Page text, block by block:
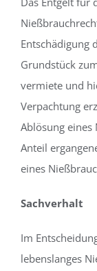
Entschädigung
Grundstück
vermiete und
Verpachtung
Ablösung eines
Anteil
eines
Sachverhalt
Im
lebenslanges